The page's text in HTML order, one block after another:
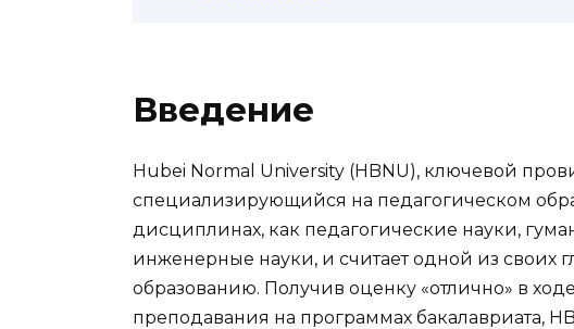
Введение
Hubei Normal University (HBNU), ключевой
специализирующийся на педагогическом
дисциплинах, как педагогические науки,
инженерные науки, и считает одной из своих
образованию. Получив оценку «отлично» в
преподавания на программах бакалавриата,